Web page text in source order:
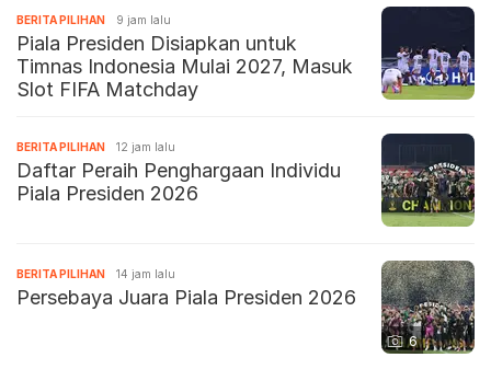
BERITA PILIHAN 9 jam lalu
Piala Presiden Disiapkan untuk
Timnas Indonesia Mulai 2027, Masuk
Slot FIFA Matchday
BERITA PILIHAN 12 jam lalu
Daftar Peraih Penghargaan Individu
Piala Presiden 2026
6
BERITA PILIHAN 14 jam lalu
Persebaya Juara Piala Presiden 2026